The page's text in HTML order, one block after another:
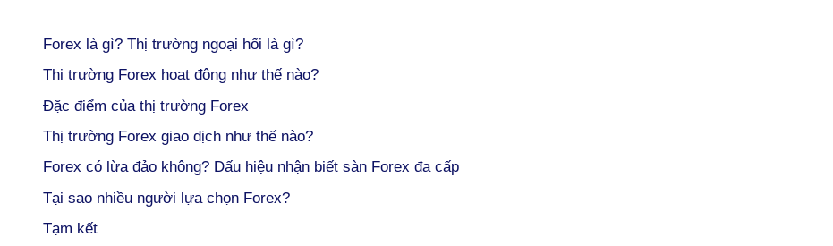
Forex là gì? Thị trường ngoại hối là gì?
Thị trường Forex hoạt động như thế nào?
Đặc điểm của thị trường Forex
Thị trường Forex giao dịch như thế nào?
Forex có lừa đảo không? Dấu hiệu nhận biết sàn Forex đa cấp
Tại sao nhiều người lựa chọn Forex?
Tạm kết